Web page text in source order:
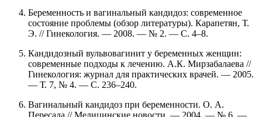
Беременность и вагинальный кандидоз: современное
состояние проблемы (обзор литературы). Карапетян, Т.
Э. // Гинекология. — 2008. — № 2. — С. 4–8.
Кандидозный вульвовагинит у беременных женщин:
современные подходы к лечению. А.К. Мирзабалаева //
Гинекология: журнал для практических врачей. — 2005.
— Т. 7, № 4. — С. 236–240.
Вагинальный кандидоз при беременности. О. А.